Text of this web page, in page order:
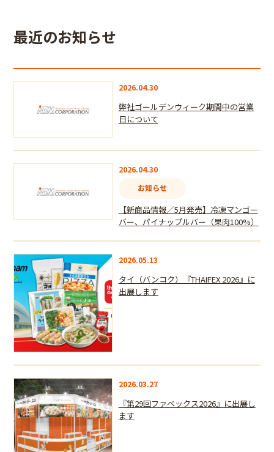
最近のお知らせ
2026.04.30
弊社ゴールデンウィーク期間中の営業
日について
2026.04.30
お知らせ
【新商品情報／5月発売】冷凍マンゴー
バー、パイナップルバー（果肉100%）
2026.05.13
タイ（バンコク）『THAIFEX 2026』に
出展します
2026.03.27
『第29回ファベックス2026』に出展し
ます